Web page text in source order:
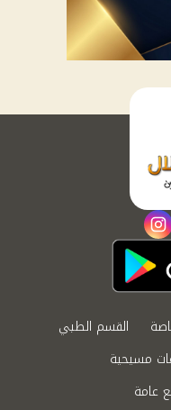
instagram
القسم الطبي
مسيحية
عامة